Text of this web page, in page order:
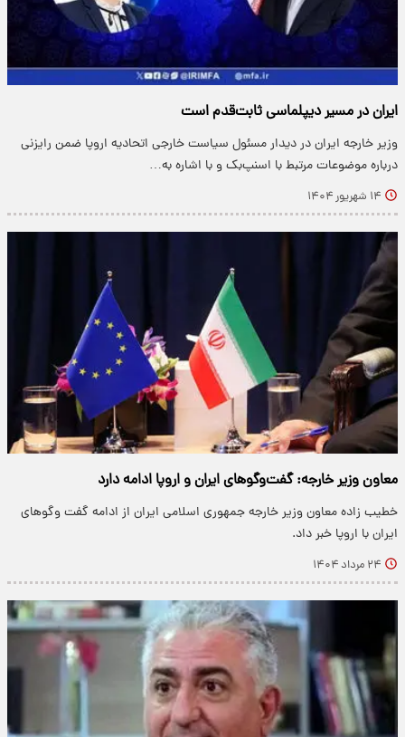
ایران در مسیر دیپلماسی ثابت‌قدم است
وزیر خارجه ایران در دیدار مسئول سیاست خارجی اتحادیه اروپا ضمن رایزنی
درباره موضوعات مرتبط با اسنپ‌بک و با اشاره به…
۱۴ شهریور ۱۴۰۴
معاون وزیر خارجه: گفت‌وگوهای ایران و اروپا ادامه دارد
خطیب زاده معاون وزیر خارجه جمهوری اسلامی ایران از ادامه گفت وگوهای
ایران با اروپا خبر داد.
۲۴ مرداد ۱۴۰۴